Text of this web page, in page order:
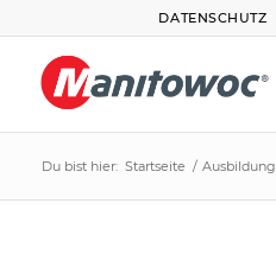
DATENSCHUTZ
Du bist hier: Startseite / Ausbildung